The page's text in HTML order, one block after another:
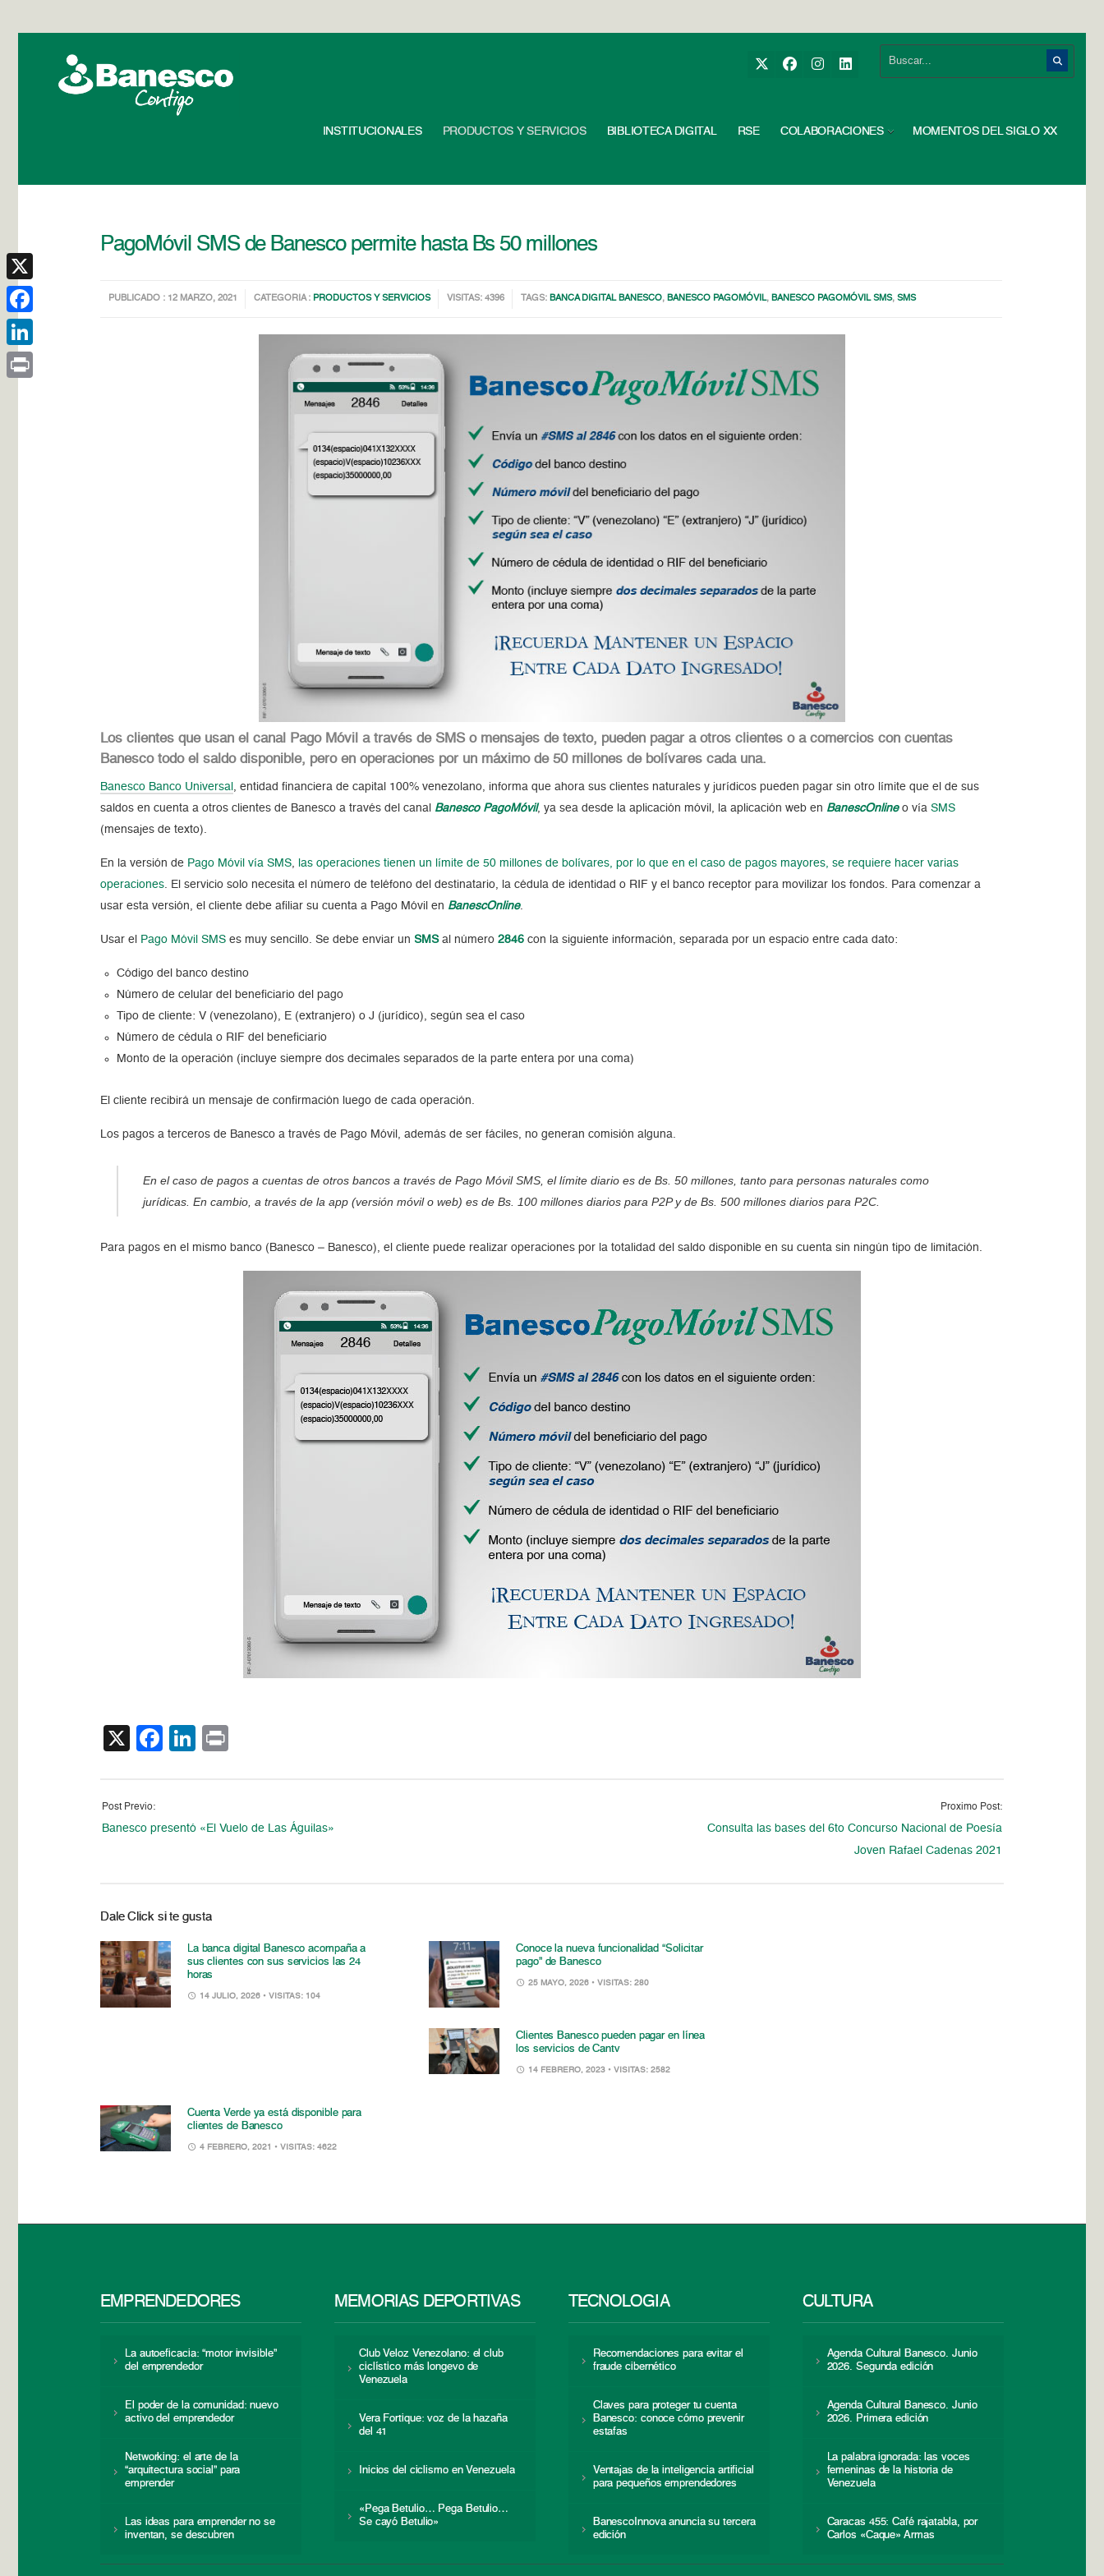
INSTITUCIONALES PRODUCTOS Y SERVICIOS BIBLIOTECA DIGITAL RSE COLABORACIONES MOMENTOS DEL SIGLO XX
PagoMóvil SMS de Banesco permite hasta Bs 50 millones
PUBLICADO : 12 MARZO, 2021 CATEGORIA : PRODUCTOS Y SERVICIOS VISITAS: 4396 TAGS: BANCA DIGITAL BANESCO, BANESCO PAGOMÓVIL, BANESCO PAGOMÓVIL SMS,SMS
Los clientes que usan el canal Pago Móvil a través de SMS o mensajes de texto, pueden pagar a otros clientes o a comercios con cuentas
Banesco todo el saldo disponible, pero en operaciones por un máximo de 50 millones de bolívares cada una.
Banesco Banco Universal
, entidad financiera de capital 100% venezolano, informa que ahora sus clientes naturales y jurídicos pueden pagar sin otro límite que el de sus
saldos en cuenta a otros clientes de Banesco a través del canal Banesco PagoMóvil, ya sea desde la aplicación móvil, la aplicación web en BanescOnline o víaSMS
(mensajes de texto).
En la versión de Pago Móvil vía SMS
las operaciones tienen un límite de 50 millones de bolívares, por lo que en el caso de pagos mayores, se requiere hacer varias
operaciones . El servicio solo necesita el número de teléfono del destinatario, la cédula de identidad o RIF y el banco receptor para movilizar los fondos. Para comenzar a
usar esta versión, el cliente debe afiliar su cuenta a Pago Móvil en BanescOnline.
Usar el Pago Móvil SMS es muy sencillo. Se debe enviar un SMS al número2846con la siguiente información, separada por un espacio entre cada dato:
Código del banco destino
Número de celular del beneficiario del pago
Tipo de cliente: V (venezolano), E (extranjero) o J (jurídico), según sea el caso
Número de cédula o RIF del beneficiario
Monto de la operación (incluye siempre dos decimales separados de la parte entera por una coma)
El cliente recibirá un mensaje de confirmación luego de cada operación.
Los pagos a terceros de Banesco a través de Pago Móvil, además de ser fáciles, no generan comisión alguna.
En el caso de pagos a cuentas de otros bancos a través de Pago Móvil SMS, el límite diario es de Bs. 50 millones, tanto para personas naturales como
jurídicas. En cambio, a través de laapp (versión móvil o web) es de Bs. 100 millones diarios para P2P y de Bs. 500 millones diarios para P2C.
Para pagos en el mismo banco (Banesco – Banesco), el cliente puede realizar operaciones por la totalidad del saldo disponible en su cuenta sin ningún tipo de limitación.
X Facebook
LinkedIn
Post Previo:
Banesco presentó «El Vuelo de Las Águilas»
Proximo Post:
Consulta las bases del 6to Concurso Nacional de Poesía
Joven Rafael Cadenas 2021
Dale Click si te gusta
La banca digital Banesco acompaña a
sus clientes con sus servicios las 24
horas
14 JULIO, 2026 • VISITAS: 104
Conoce la nueva funcionalidad “Solicitar
pago” de Banesco
25 MAYO, 2026 • VISITAS: 280
Clientes Banesco pueden pagar en línea
los servicios de Cantv
14 FEBRERO, 2023 • VISITAS: 2582
Cuenta Verde ya está disponible para
clientes de Banesco
4 FEBRERO, 2021 • VISITAS: 4622
EMPRENDEDORES
La autoeficacia: “motor invisible”
del emprendedor
El poder de la comunidad: nuevo
activo del emprendedor
Networking: el arte de la
“arquitectura social” para
emprender
Las ideas para emprender no se
inventan, se descubren
MEMORIAS DEPORTIVAS
Club Veloz Venezolano: el club
ciclístico más longevo de
Venezuela
Vera Fortique: voz de la hazaña
del 41
Inicios del ciclismo en Venezuela
«Pega Betulio… Pega Betulio…
Se cayó Betulio»
TECNOLOGÍA
Recomendaciones para evitar el
fraude cibernético
Claves para proteger tu cuenta
Banesco: conoce cómo prevenir
estafas
Ventajas de la inteligencia artificial
para pequeños emprendedores
BanescoInnova anuncia su tercera
edición
CULTURA
Agenda Cultural Banesco. Junio
2026. Segunda edición
Agenda Cultural Banesco. Junio
2026. Primera edición
La palabra ignorada: las voces
femeninas de la historia de
Venezuela
Caracas 455: Café rajatabla, por
Carlos «Caque» Armas
X
Facebook
LinkedIn